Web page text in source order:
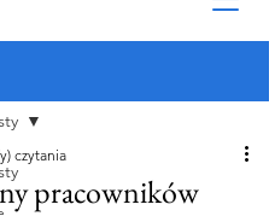
pracowników
czytania